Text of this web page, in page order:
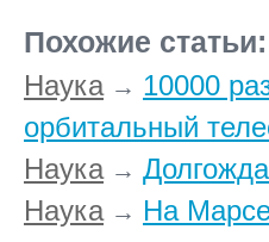
Похожие статьи:
Наука→ 10000
орбитальный
Наука→
Наука→ На